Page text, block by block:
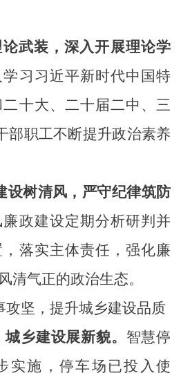
论武装，深入开展理论学
习习近平新时代中国特
二十大、二十届二中、三
部职工不断提升政治素养
设树清风，严守纪律筑防
政建设定期分析研判并
，落实主体责任，强化廉
清气正的政治生态。
攻坚，提升城乡建设品质
城乡建设展新貌。 智慧停
实施，停车场已投入使